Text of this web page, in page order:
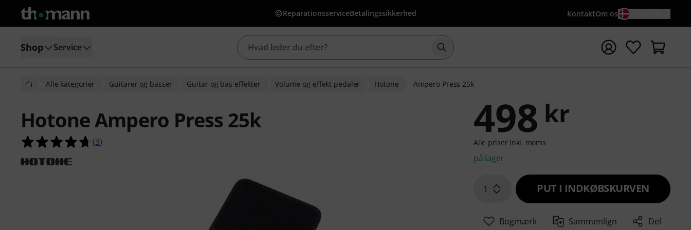
ReparationsserviceBetalingssikkerhed KontaktOm os
Shop Service Start søgning med søgeord {searchTerm}
Alle kategorier Guitarer og basser Guitar og bas effekter Volume og effekt pedaler Hotone Ampero Press 25k
Hotone Ampero Press 25k
4.7 ud af 5 stjerner fra 3 kundebedømmelser
(3) 498 kr
Alle priser inkl. moms
på lager
1 PUT I INDKØBSKURVEN
Bogmærk Sammenlign Del